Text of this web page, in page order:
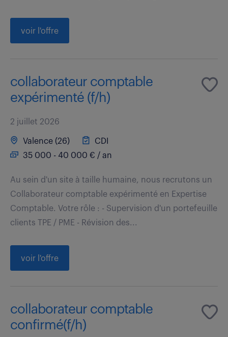
voir l'offre
collaborateur comptable
expérimenté (f/h)
2 juillet 2026
Valence (26)
CDI
35 000 - 40 000 € / an
Au sein d'un site à taille humaine, nous recrutons un
Collaborateur comptable expérimenté en Expertise
Comptable. Votre rôle : - Supervision d'un portefeuille
clients TPE / PME - Révision des...
voir l'offre
collaborateur comptable
confirmé(f/h)